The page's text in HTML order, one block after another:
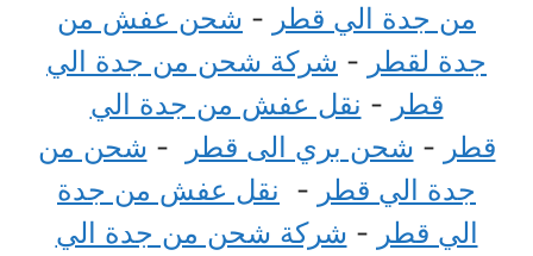
من جدة الي قطر - شحن عفش من
جدة لقطر - شركة شحن من جدة الي
قطر - نقل عفش من جدة الي
قطر - شحن بري الى قطر - شحن من
جدة الي قطر - نقل عفش من جدة
الي قطر - شركة شحن من جدة الي